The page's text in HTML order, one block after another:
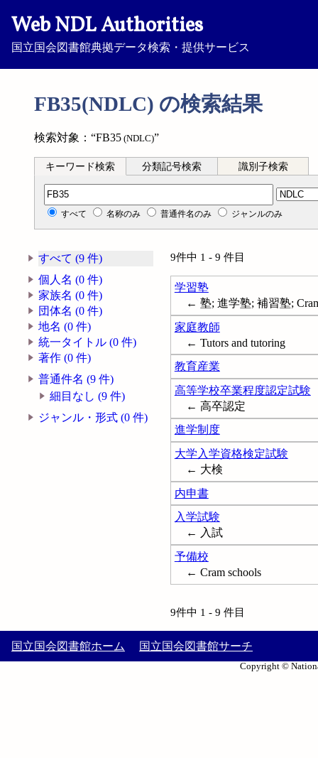
Web NDL Authorities
国立国会図書館典拠データ検索・提供サービス
FB35(NDLC) の検索結果
検索対象：“FB35 (NDLC)”
キーワード検索 分類記号検索 識別子検索
分類記号検索
すべて 名称のみ 普通件名のみ ジャンルのみ
すべて (9 件)
個人名 (0 件)
家族名 (0 件)
団体名 (0 件)
地名 (0 件)
統一タイトル (0 件)
著作 (0 件)
普通件名 (9 件)
細目なし (9 件)
ジャンル・形式 (0 件)
9件中 1 - 9 件目
学習塾
← 塾; 進学塾; 補習塾;
家庭教師
← Tutors and tutoring
教育産業
高等学校卒業程度認定試験
← 高卒認定
進学制度
大学入学資格検定試験
← 大検
内申書
入学試験
← 入試
予備校
← Cram schools
9件中 1 - 9 件目
国立国会図書館ホーム 国立国会図書館サーチ
Copyright ©